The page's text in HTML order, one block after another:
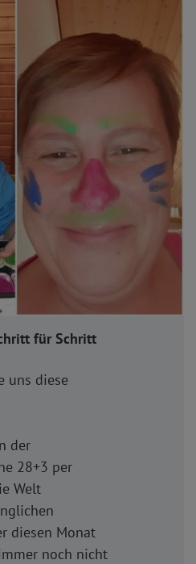
für Schritt
uns diese
der
28+3 per
Welt
diesen Monat
noch nicht